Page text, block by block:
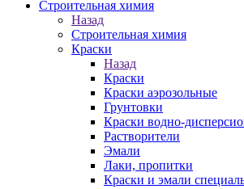
Строительная химия
Назад
Строительная химия
Краски
Назад
Краски
Краски аэрозольные
Грунтовки
Краски водно-
Растворители
Эмали
Лаки, пропитки
Краски и эмали